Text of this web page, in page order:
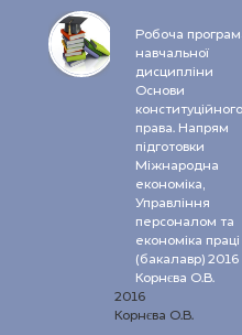
Робоча
навчальної
дисципліни
Основи
конституційного
права. Напрям
підготовки
Міжнародна
економіка,
Управління
персоналом та
економіка праці
(бакалавр) 2016
Корнєва О.В.
2016
Корнєва О.В.